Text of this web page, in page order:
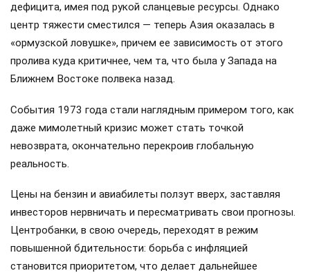
дефицита, имея под рукой сланцевые ресурсы. Однако
центр тяжести сместился — теперь Азия оказалась в
«ормузской ловушке», причем ее зависимость от этого
пролива куда критичнее, чем та, что была у Запада на
Ближнем Востоке полвека назад.
События 1973 года стали наглядным примером того, как
даже мимолетный кризис может стать точкой
невозврата, окончательно перекроив глобальную
реальность.
Цены на бензин и авиабилеты ползут вверх, заставляя
инвесторов нервничать и пересматривать свои прогнозы.
Центробанки, в свою очередь, переходят в режим
повышенной бдительности: борьба с инфляцией
становится приоритетом, что делает дальнейшее